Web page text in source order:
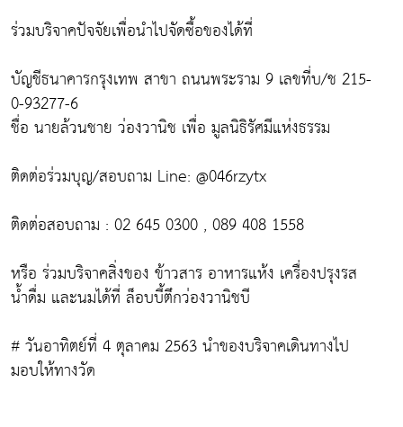
ร่วมบริจาคปัจจัยเพื่อนำไปจัดซื้อของได้ที่
บัญชีธนาคารกรุงเทพ สาขา ถนนพระราม 9 เลขที่บ/ช 215-
0-93277-6
ชื่อ นายล้วนชาย ว่องวานิช เพื่อ มูลนิธิรัศมีแห่งธรรม
ติดต่อร่วมบุญ/สอบถาม Line: @046rzytx
ติดต่อสอบถาม : 02 645 0300 , 089 408 1558
หรือ ร่วมบริจาคสิ่งของ ข้าวสาร อาหารแห้ง เครื่องปรุงรส
น้ำดื่ม และนมได้ที่ ล็อบบี้ตึกว่องวานิชบี
# วันอาทิตย์ที่ 4 ตุลาคม 2563 นำของบริจาคเดินทางไป
มอบให้ทางวัด